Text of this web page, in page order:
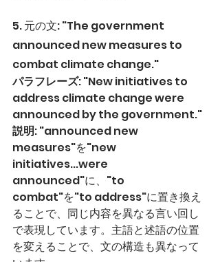
5. 元の文: "The government
announced new measures to
combat climate change."
パラフレーズ: "New initiatives to
address climate change were
announced by the government."
説明: "announced new
measures"を"new
initiatives...were
announced"に、"to
combat"を"to address"に置き換え
ることで、同じ内容を異なる言い回し
で表現しています。主語と述語の位置
を変えることで、文の構造も異なって